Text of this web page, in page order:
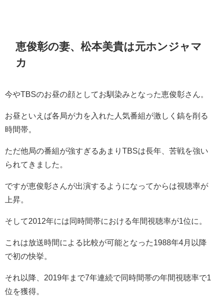
恵俊彰の妻、松本美貴は元ホンジャマ
カ
今やTBSのお昼の顔としてお馴染みとなった恵俊彰さん。
お昼といえば各局が力を入れた人気番組が激しく鎬を削る
時間帯。
ただ他局の番組が強すぎるあまりTBSは長年、苦戦を強い
られてきました。
ですが恵俊彰さんが出演するようになってからは視聴率が
上昇。
そして2012年には同時間帯における年間視聴率が1位に。
これは放送時間による比較が可能となった1988年4月以降
で初の快挙。
それ以降、2019年まで7年連続で同時間帯の年間視聴率で1
位を獲得。